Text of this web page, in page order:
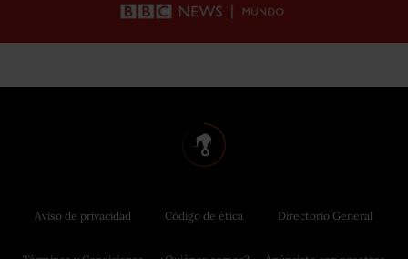
Aviso de privacidad Código de ética Directorio General